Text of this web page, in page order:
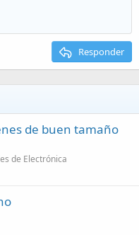
Responder
de buen tamaño
de Electrónica